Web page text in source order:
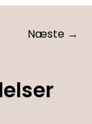
Næste →